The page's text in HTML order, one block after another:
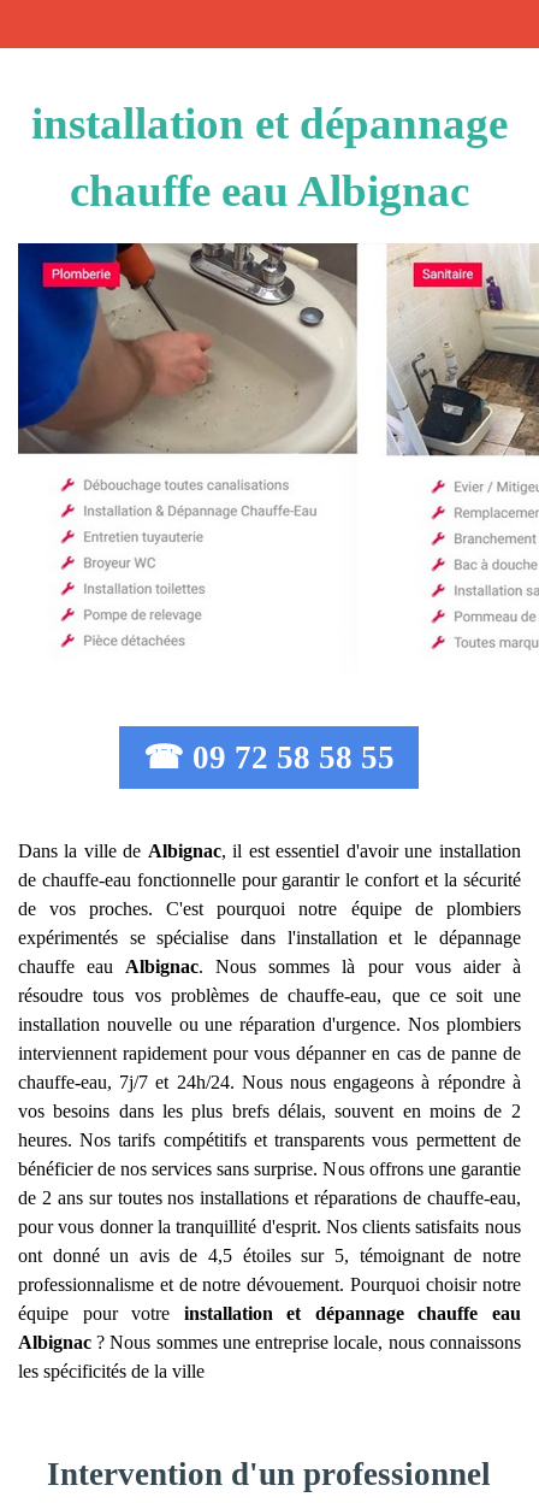
installation et dépannage
chauffe eau Albignac
☎ 09 72 58 58 55
Dans la ville de Albignac, il est essentiel d'avoir une installation
de chauffe-eau fonctionnelle pour garantir le confort et la sécurité
de vos proches. C'est pourquoi notre équipe de plombiers
expérimentés se spécialise dans l'installation et le dépannage
chauffe eau Albignac. Nous sommes là pour vous aider à
résoudre tous vos problèmes de chauffe-eau, que ce soit une
installation nouvelle ou une réparation d'urgence. Nos plombiers
interviennent rapidement pour vous dépanner en cas de panne de
chauffe-eau, 7j/7 et 24h/24. Nous nous engageons à répondre à
vos besoins dans les plus brefs délais, souvent en moins de 2
heures. Nos tarifs compétitifs et transparents vous permettent de
bénéficier de nos services sans surprise. Nous offrons une garantie
de 2 ans sur toutes nos installations et réparations de chauffe-eau,
pour vous donner la tranquillité d'esprit. Nos clients satisfaits nous
ont donné un avis de 4,5 étoiles sur 5, témoignant de notre
professionnalisme et de notre dévouement. Pourquoi choisir notre
équipe pour votre installation et dépannage chauffe eau
Albignac ? Nous sommes une entreprise locale, nous connaissons
les spécificités de la ville
Intervention d'un professionnel